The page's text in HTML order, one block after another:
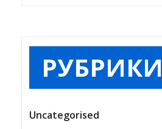
РУБРИКИ
Uncategorised